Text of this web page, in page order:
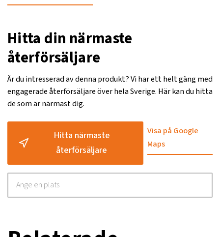
Hitta din närmaste
återförsäljare
Är du intresserad av denna produkt? Vi har ett helt gäng med
engagerade återförsäljare över hela Sverige. Här kan du hitta
de som är närmast dig.
Hitta närmaste
återförsäljare
Visa på Google
Maps